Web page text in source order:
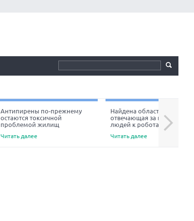
Антипирены по-прежнему
остаются токсичной
проблемой жилищ
Читать далее
Найдена область мозга,
отвечающая за неприязнь
людей к роботам
Читать далее
Next